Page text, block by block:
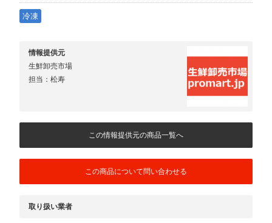
冷凍
情報提供元
生鮮卸売市場
担当：松寿
この情報提供元の商品一覧へ
この商品について問い合わせる
取り扱い業者